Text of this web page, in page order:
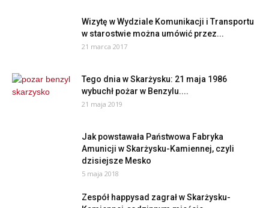
Wizytę w Wydziale Komunikacji i Transportu
w starostwie można umówić przez...
21 marca 2017
Tego dnia w Skarżysku: 21 maja 1986
wybuchł pożar w Benzylu....
21 maja 2019
Jak powstawała Państwowa Fabryka
Amunicji w Skarżysku-Kamiennej, czyli
dzisiejsze Mesko
5 maja 2018
Zespół happysad zagrał w Skarżysku-